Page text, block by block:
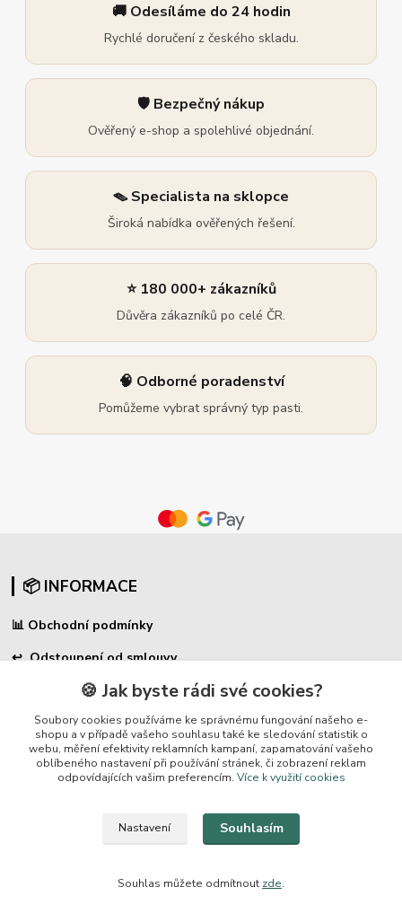
🚚 Odesíláme do 24 hodin
Rychlé doručení z českého skladu.
🛡️ Bezpečný nákup
Ověřený e-shop a spolehlivé objednání.
🪤 Specialista na sklopce
Široká nabídka ověřených řešení.
⭐ 180 000+ zákazníků
Důvěra zákazníků po celé ČR.
🧠 Odborné poradenství
Pomůžeme vybrat správný typ pasti.
📦 INFORMACE
📊 Obchodní podmínky
↩Odstoupení od smlouvy
🛠 Reklamační formulář
❓ Časté dotazy
🔐 Ochrana osobních údajů
🚚 PPL-domů / PPL-výdejní místo
⭐ PRODUKTY
🍪 Jak byste rádi své cookies?
Soubory cookies používáme ke správnému fungování našeho e-
shopu a v případě vašeho souhlasu také ke sledování statistik o
webu, měření efektivity reklamních kampaní, zapamatování vašeho
oblíbeného nastavení při používání stránek, či zobrazení reklam
odpovídajících vašim preferencím. Více k využití cookies
Nastavení Souhlasím
Souhlas můžete odmítnout zde.